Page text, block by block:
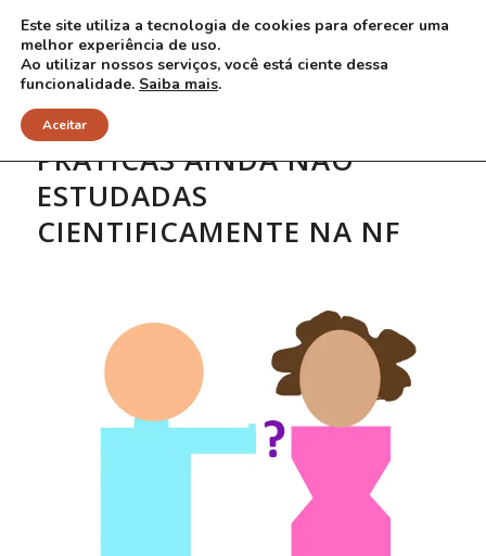
PRÁTICAS AINDA NÃO
ESTUDADAS
CIENTIFICAMENTE NA NF
Este site utiliza a tecnologia de cookies para oferecer uma
melhor experiência de uso.
Ao utilizar nossos serviços, você está ciente dessa
funcionalidade. Saiba mais.
Aceitar